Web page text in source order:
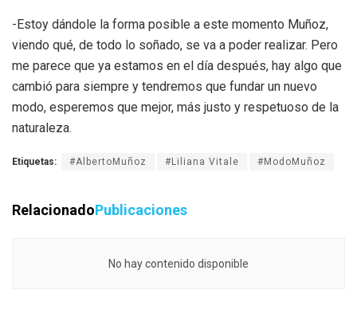
-Estoy dándole la forma posible a este momento Muñoz,
viendo qué, de todo lo soñado, se va a poder realizar. Pero
me parece que ya estamos en el día después, hay algo que
cambió para siempre y tendremos que fundar un nuevo
modo, esperemos que mejor, más justo y respetuoso de la
naturaleza.
Etiquetas: #AlbertoMuñoz #Liliana Vitale #ModoMuñoz
RelacionadoPublicaciones
No hay contenido disponible